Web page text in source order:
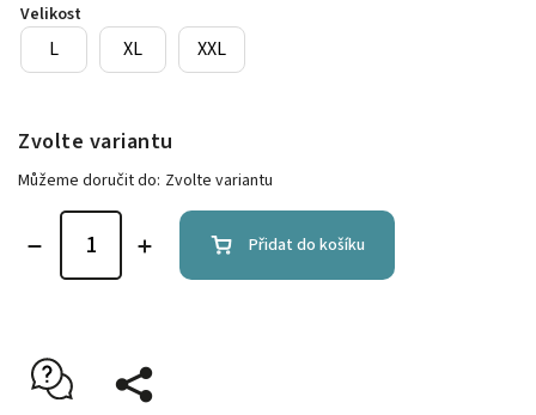
Velikost
L XL XXL
Zvolte variantu
Můžeme doručit do: Zvolte variantu
Přidat do košíku